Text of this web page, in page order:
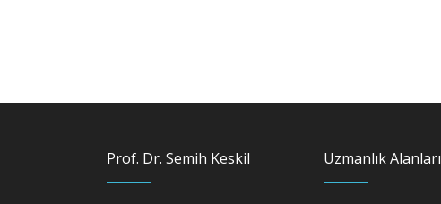
Prof. Dr. Semih Keskil Uzmanlık Alanları